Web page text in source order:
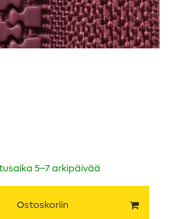
5–7 arkipäivää
Ostoskoriin